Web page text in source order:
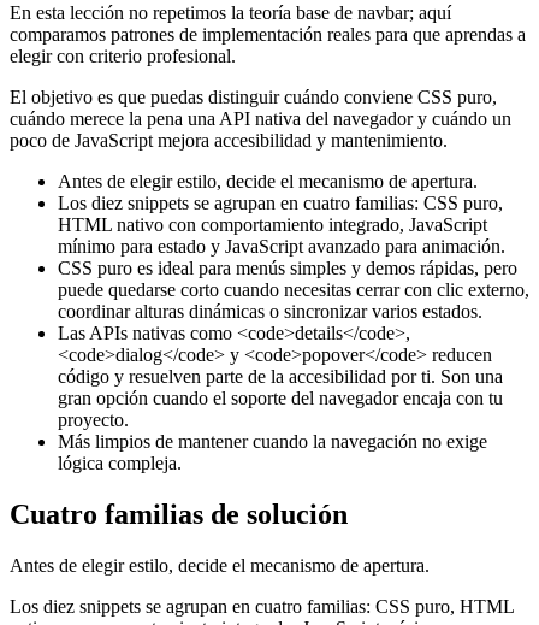
En esta lección no repetimos la teoría base de navbar; aquí
comparamos patrones de implementación reales para que aprendas a
elegir con criterio profesional.
El objetivo es que puedas distinguir cuándo conviene CSS puro,
cuándo merece la pena una API nativa del navegador y cuándo un
poco de JavaScript mejora accesibilidad y mantenimiento.
Antes de elegir estilo, decide el mecanismo de apertura.
Los diez snippets se agrupan en cuatro familias: CSS puro,
HTML nativo con comportamiento integrado, JavaScript
mínimo para estado y JavaScript avanzado para animación.
CSS puro es ideal para menús simples y demos rápidas, pero
puede quedarse corto cuando necesitas cerrar con clic externo,
coordinar alturas dinámicas o sincronizar varios estados.
Las APIs nativas como <code>details</code>,
<code>dialog</code> y <code>popover</code> reducen
código y resuelven parte de la accesibilidad por ti. Son una
gran opción cuando el soporte del navegador encaja con tu
proyecto.
Más limpios de mantener cuando la navegación no exige
lógica compleja.
Cuatro familias de solución
Antes de elegir estilo, decide el mecanismo de apertura.
Los diez snippets se agrupan en cuatro familias: CSS puro, HTML